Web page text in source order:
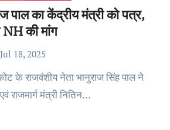
पाल का केंद्रीय मंत्री को पत्र,
की मांग
Jul 18, 2025
राजमार्ग मंत्री नितिन…